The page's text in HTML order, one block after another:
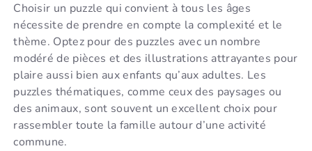
Choisir un puzzle qui convient à tous les âges
nécessite de prendre en compte la complexité et le
thème. Optez pour des puzzles avec un nombre
modéré de pièces et des illustrations attrayantes pour
plaire aussi bien aux enfants qu’aux adultes. Les
puzzles thématiques, comme ceux des paysages ou
des animaux, sont souvent un excellent choix pour
rassembler toute la famille autour d’une activité
commune.